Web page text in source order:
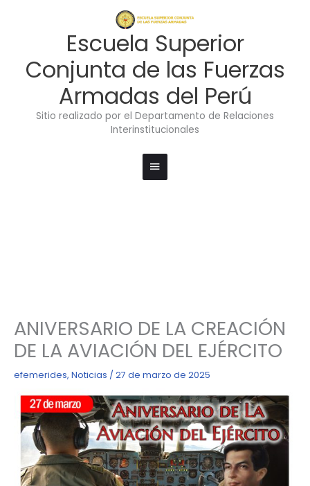
Escuela Superior
Conjunta de las Fuerzas
Armadas del Perú
Sitio realizado por el Departamento de Relaciones
Interinstitucionales
principal
ANIVERSARIO DE LA CREACIÓN
DE LA AVIACIÓN DEL EJÉRCITO
efemerides, Noticias / 27 de marzo de 2025